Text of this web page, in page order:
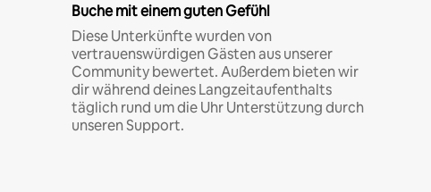
Buche mit einem guten Gefühl
Diese Unterkünfte wurden von
vertrauenswürdigen Gästen aus unserer
Community bewertet. Außerdem bieten wir
dir während deines Langzeitaufenthalts
täglich rund um die Uhr Unterstützung durch
unseren Support.